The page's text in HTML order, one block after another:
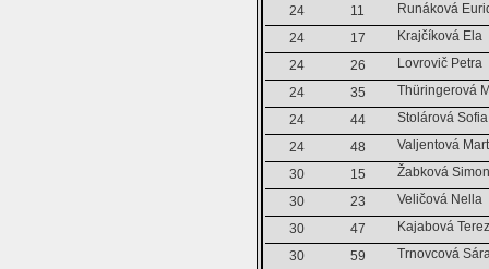
24
11
Runáková
24
17
Krajčíková Ela
24
26
Lovrovič Petra
24
35
Thüringerová
24
44
Stolárová Sofia
24
48
Valjentová
30
15
Žabková
30
23
Veličová Nella
30
47
Kajabová
30
59
Trnovcová